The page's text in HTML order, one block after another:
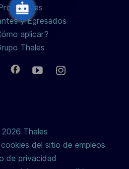
/
X
y Egresados
aplicar?
Thales
Thales
del sitio de empleos
de privacidad